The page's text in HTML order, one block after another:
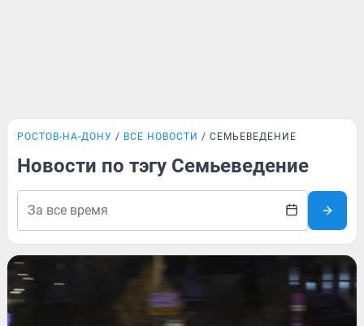
РОСТОВ-НА-ДОНУ ВСЕ НОВОСТИ СЕМЬЕВЕДЕНИЕ
Новости по тэгу Семьеведение